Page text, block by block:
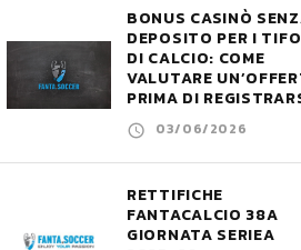
BONUS CASINÒ
DEPOSITO PER I
DI CALCIO: COME
VALUTARE
PRIMA DI
03/06/2026
RETTIFICHE
FANTACALCIO 38A
GIORNATA SERIEA